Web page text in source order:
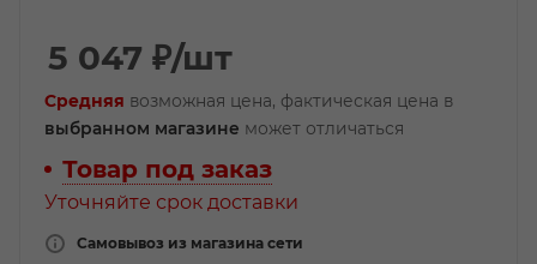
5 047 ₽/шт
Средняя возможная цена, фактическая цена в
выбранном магазине может отличаться
Товар под заказ
Уточняйте срок доставки
Самовывоз из магазина сети